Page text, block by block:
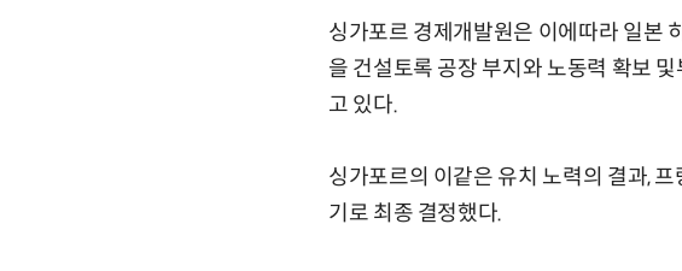
싱가포르 경제개발원은 이에따라 일본
을 건설토록 공장 부지와 노동력 확보
고 있다.
싱가포르의 이같은 유치 노력의 결과,
기로 최종 결정했다.